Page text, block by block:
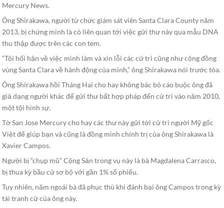
Mercury News.
Ông Shirakawa, người từ chức giám sát viên Santa Clara County năm
2013, bị chứng minh là có liên quan tới việc gửi thư này qua mẫu DNA
thu thập được trên các con tem.
“Tôi hối hận về việc mình làm và xin lỗi các cử tri cũng như cộng đồng
vùng Santa Clara về hành động của mình,” ông Shirakawa nói trước tòa.
Ông Shirakawa hồi Tháng Hai cho hay không bác bỏ cáo buộc ông đã
giả dạng người khác để gửi thư bất hợp pháp đến cử tri vào năm 2010,
một tội hình sự.
Tờ San Jose Mercury cho hay các thư này gửi tới cử tri người Mỹ gốc
Việt để giúp bạn và cũng là đồng minh chính trị của ông Shirakawa là
Xavier Campos.
Người bị “chụp mũ” Cộng Sản trong vụ này là bà Magdalena Carrasco,
bị thua kỳ bầu cử sơ bộ với gần 1% số phiếu.
Tuy nhiên, năm ngoái bà đã phục thù khi đánh bại ông Campos trong kỳ
tái tranh cử của ông này.